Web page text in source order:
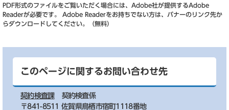
PDF形式のファイルをご覧いただく場合には、Adobe社が提供するAdobe
Readerが必要です。
Adobe Readerをお持ちでない方は、バナーのリンク先か
らダウンロードしてください。（無料）
このページに関するお問い合わせ先
契約検査課
契約検査係
〒841-8511 佐賀県鳥栖市宿町1118番地